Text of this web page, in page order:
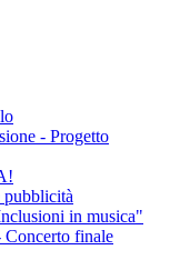
- Progetto
pubblicità
in musica"
finale